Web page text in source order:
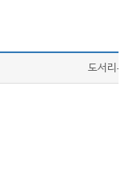
도서리뷰